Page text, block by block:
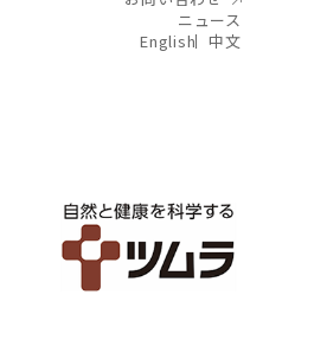
ニュース
English 中文